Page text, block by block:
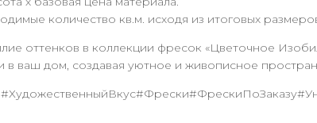
количество кв.м. исходя из итоговых
оттенков в коллекции фресок «Цветочное
в ваш дом, создавая уютное и живописное